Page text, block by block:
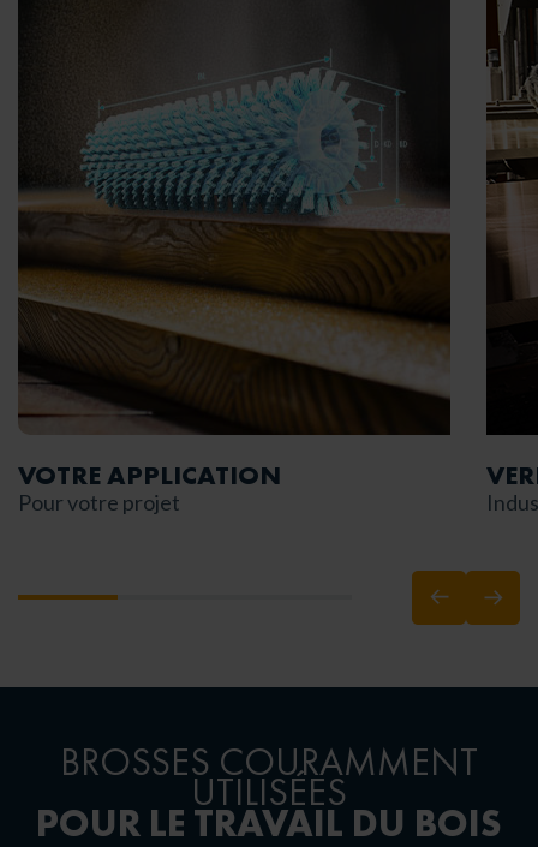
VOTREAPPLICATION
Pour votre projet
BROSSES COURAMMENT
UTILISÉES
POUR LE TRAVAIL DU BOIS